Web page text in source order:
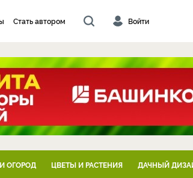
Стать автором Войти
ОГОРОД ЦВЕТЫ И РАСТЕНИЯ ДАЧНЫЙ